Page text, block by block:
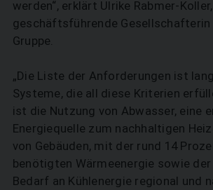
werden“, erklärt Ulrike Rabmer-Koller,
geschäftsführende Gesellschafterin
Gruppe.
„Die Liste der Anforderungen ist
Systeme, die all diese Kriterien
ist die Nutzung von Abwasser, eine
Energiequelle zum nachhaltigen
von Gebäuden, mit der rund 14
benötigten Wärmeenergie sowie
Bedarf an Kühlenergie regional und